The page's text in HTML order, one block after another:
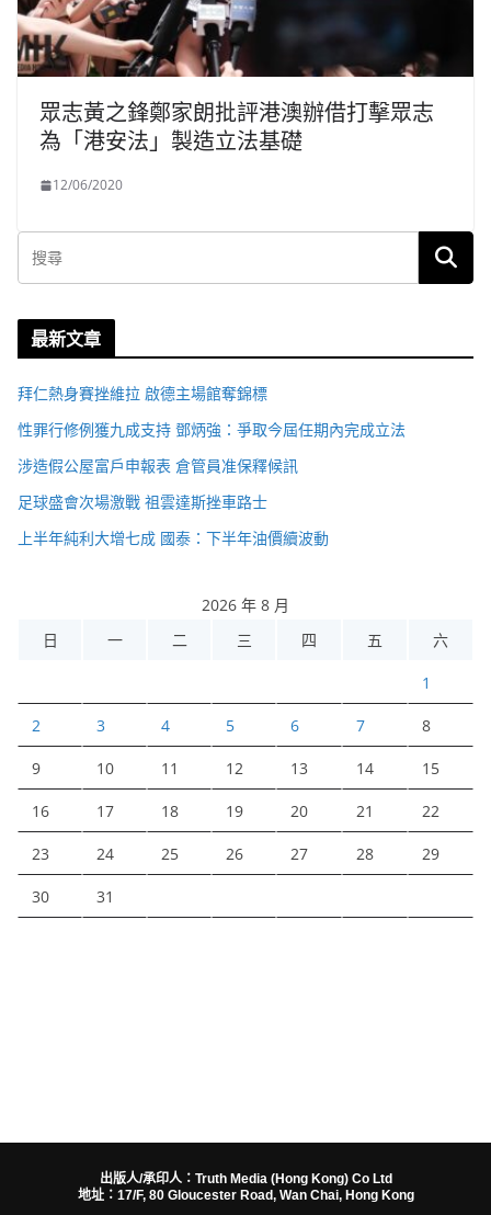
眾志黃之鋒鄭家朗批評港澳辦借打擊眾志
為「港安法」製造立法基礎
12/06/2020
最新文章
拜仁熱身賽挫維拉 啟德主場館奪錦標
性罪行修例獲九成支持 鄧炳強：爭取今屆任期內完成立法
涉造假公屋富戶申報表 倉管員准保釋候訊
足球盛會次場激戰 祖雲達斯挫車路士
上半年純利大增七成 國泰：下半年油價續波動
2026 年 8 月
日
一 二 三 四 五 六
1
2 3 4 5 6 7 8
9 10 11 12 13 14 15
16 17 18 19 20 21 22
23 24 25 26 27 28 29
30 31
出版人/承印人：Truth Media (Hong Kong) Co Ltd
地址：17/F, 80 Gloucester Road, Wan Chai, Hong Kong